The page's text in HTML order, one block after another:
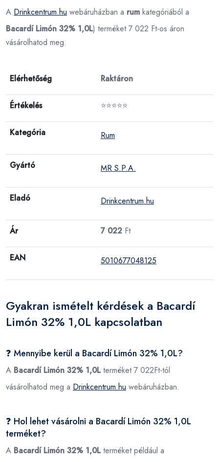
A Drinkcentrum.hu webáruházban a rum kategóriából a
Bacardí Limón 32% 1,0L) terméket 7 022 Ft-os áron
vásárolhatod meg.
Elérhetőség Raktáron
Értékelés ⭐⭐⭐⭐⭐
Kategória Rum
Gyártó MR S.P.A.
Eladó Drinkcentrum.hu
Ár 7 022 Ft
EAN 5010677048125
Gyakran ismételt kérdések a Bacardí
Limón 32% 1,0L kapcsolatban
❓ Mennyibe kerül a Bacardí Limón 32% 1,0L?
A Bacardí Limón 32% 1,0Lterméket 7 022Ft-tól
vásárolhatod meg a Drinkcentrum.hu webáruházban.
❓ Hol lehet vásárolni a Bacardí Limón 32% 1,0L
terméket?
A Bacardí Limón 32% 1,0Lterméket például a